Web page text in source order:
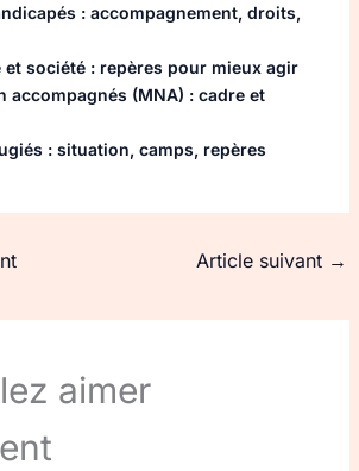
: accompagnement, droits,
et société : repères pour mieux agir
accompagnés (MNA) : cadre et
: situation, camps, repères
Article suivant →
aimer